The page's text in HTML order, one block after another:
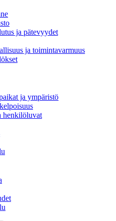
ja pätevyydet
ja toimintavarmuus
ja ympäristö
henkilöluvat